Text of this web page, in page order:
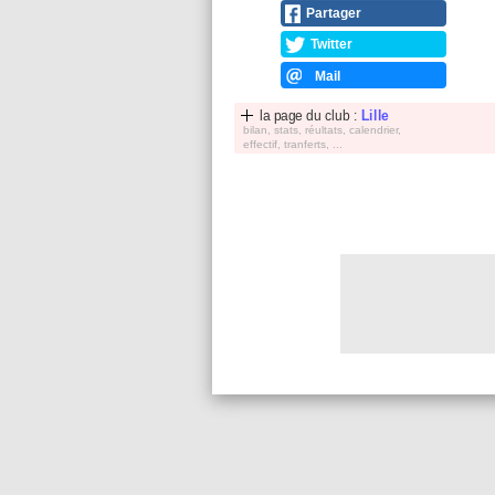
Partager
Twitter
Mail
la page du club : Lille
bilan, stats, réultats, calendrier,
effectif, tranferts, ...